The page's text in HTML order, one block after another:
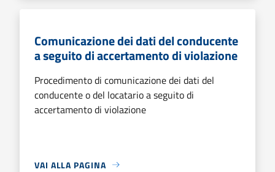
Comunicazione dei dati del conducente
a seguito di accertamento di violazione
Procedimento di comunicazione dei dati del
conducente o del locatario a seguito di
accertamento di violazione
VAI ALLA PAGINA